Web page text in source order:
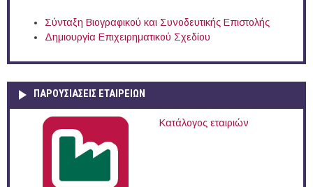
Σύνταξη Βιογραφικού και Συνοδευτικής Επιστολής
Δημιουργία Επιχειρηματικού Σχεδίου
ΠΑΡΟΥΣΙΆΣΕΙΣ ΕΤΑΙΡΕΙΏΝ
Κατάλογος εταιριών